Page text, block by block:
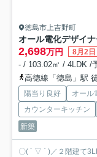
徳島市上吉野町
オール電化デザイ
2,698万円 8月2
- / 103.02㎡ / 4LDK /
高徳線「徳島」駅
陽当り良好 オール
カウンターキッチン
新築
〇( ´ ▽ ` )／２階建て